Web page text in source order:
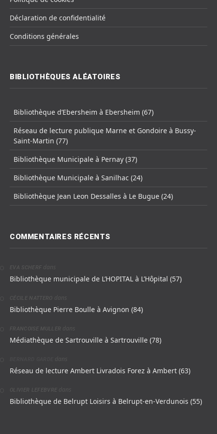
Déclaration de confidentialité
Conditions générales
BIBLIOTHÈQUES ALÉATOIRES
Bibliothèque d’Ebersheim à Ebersheim (67)
Réseau de lecture publique Marne et Gondoire à Bussy-
Saint-Martin (77)
Bibliothèque Municipale à Pernay (37)
Bibliothèque Municipale à Sanilhac (24)
Bibliothèque Jean Leon Dessalles à Le Bugue (24)
COMMENTAIRES RÉCENTS
EVA SCHERF dans
Bibliothèque municipale de L’HOPITAL à L’Hôpital (57)
CÉCILE NATTERO dans
Bibliothèque Pierre Boulle à Avignon (84)
FRANCOISE MULLER dans
Médiathèque de Sartrouville à Sartrouville (78)
dans
Réseau de lecture Ambert Livradois Forez à Ambert (63)
OLIVIER LEFEBVRE dans
Bibliothèque de Belrupt Loisirs à Belrupt-en-Verdunois (55)